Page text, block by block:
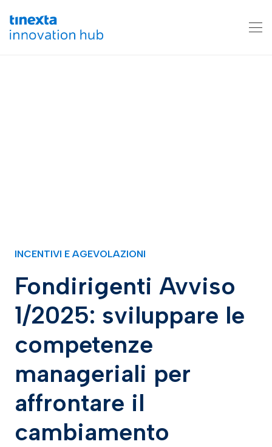
INCENTIVI E AGEVOLAZIONI
Fondirigenti Avviso
1/2025: sviluppare le
competenze
manageriali per
affrontare il
cambiamento